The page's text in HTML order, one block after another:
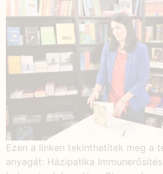
Ezen a linken tekinthetitek meg a
anyagát: Házipatika